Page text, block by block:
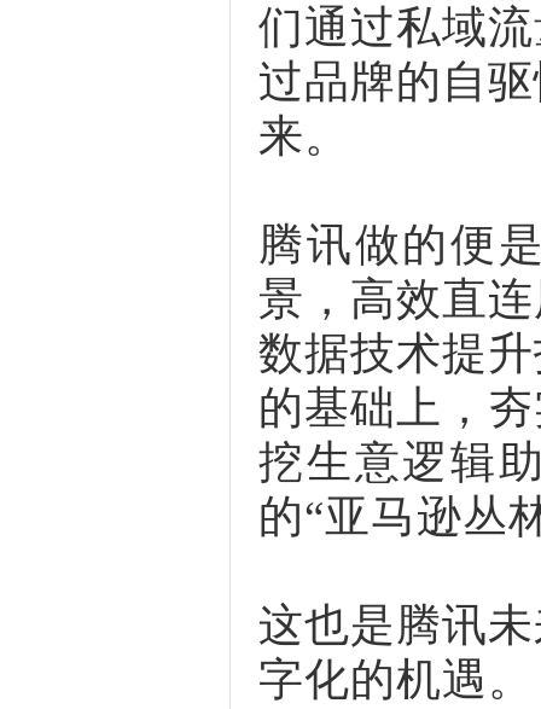
们通过私域
过品牌的自
来。
腾讯做的便
景，高效直
数据技术提
的基础上，
挖生意逻辑
的“亚马逊丛
这也是腾讯
字化的机遇。